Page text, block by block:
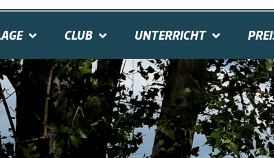
CLUB UNTERRICHT